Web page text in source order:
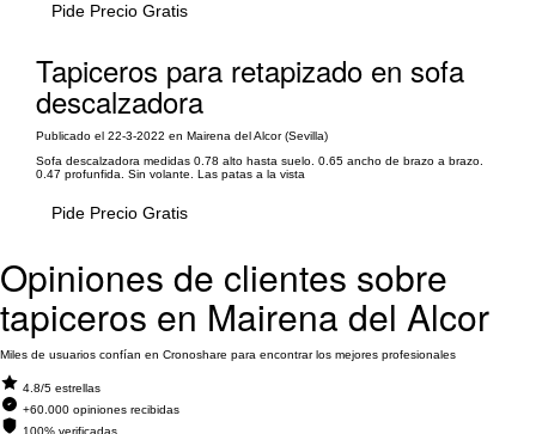
Pide Precio Gratis
Tapiceros para retapizado en sofa
descalzadora
Publicado el 22-3-2022 en Mairena del Alcor (Sevilla)
Sofa descalzadora medidas 0.78 alto hasta suelo. 0.65 ancho de brazo a brazo.
0.47 profunfida. Sin volante. Las patas a la vista
Pide Precio Gratis
Opiniones de clientes sobre
tapiceros en Mairena del Alcor
Miles de usuarios confían en Cronoshare para encontrar los mejores profesionales
4.8/5 estrellas
+60.000 opiniones recibidas
100% verificadas